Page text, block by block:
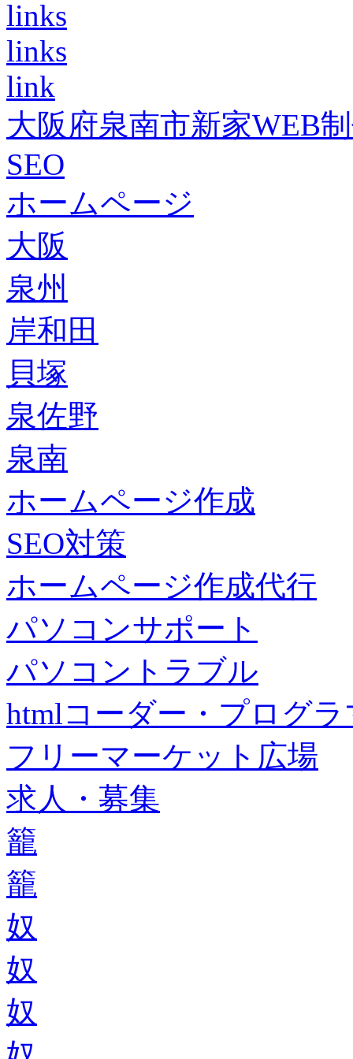
links
links
link
大阪府泉南市新家WEB
SEO
ホームページ
大阪
泉州
岸和田
貝塚
泉佐野
泉南
ホームページ作成
SEO対策
ホームページ作成代行
パソコンサポート
パソコントラブル
htmlコーダー・プログラ
フリーマーケット広場
求人・募集
籠
籠
奴
奴
奴